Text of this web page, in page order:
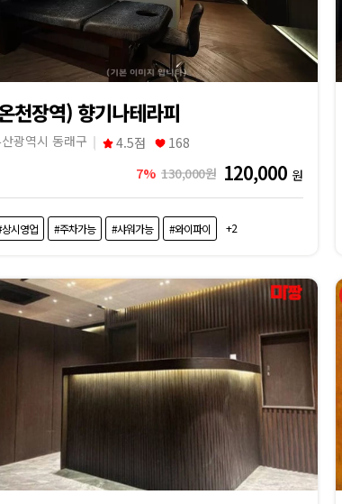
천장역) 향기나테라피
광역시 동래구 4.5점
168
7% 130,000원 120,000 원
시영업 #주차가능 #샤워가능 #와이파이 +2